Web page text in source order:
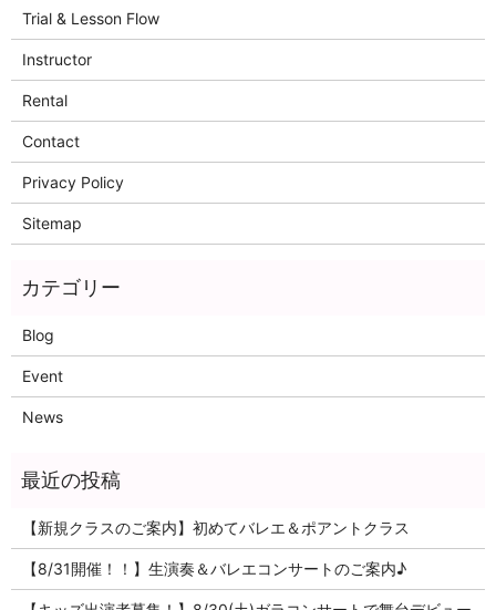
Trial & Lesson Flow
Instructor
Rental
Contact
Privacy Policy
Sitemap
Blog
Event
News
【新規クラスのご案内】初めてバレエ＆ポアントクラス
【8/31開催！！】生演奏＆バレエコンサートのご案内♪